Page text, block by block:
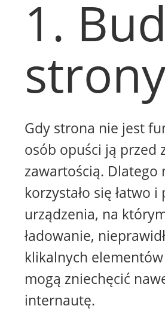
1.
Gdy strona nie jest
osób opuści ją przed
zawartością. Dlatego
korzystało się łatwo
urządzenia, na
ładowanie,
klikalnych
mogą zniechęcić
internautę.